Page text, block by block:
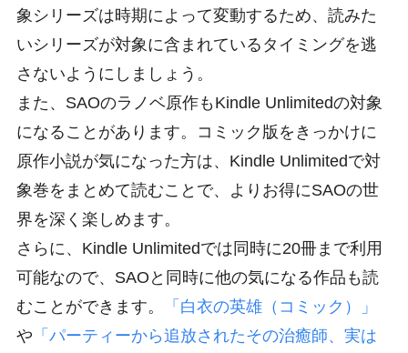
象シリーズは時期によって変動するため、読みた
いシリーズが対象に含まれているタイミングを逃
さないようにしましょう。
また、SAOのラノベ原作もKindle Unlimitedの対象
になることがあります。コミック版をきっかけに
原作小説が気になった方は、Kindle Unlimitedで対
象巻をまとめて読むことで、よりお得にSAOの世
界を深く楽しめます。
さらに、Kindle Unlimitedでは同時に20冊まで利用
可能なので、SAOと同時に他の気になる作品も読
むことができます。
「白衣の英雄（コミック）」
や 「パーティーから追放されたその治癒師、実は